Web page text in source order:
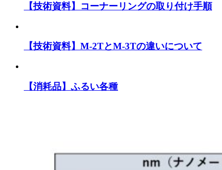
【技術資料】コーナーリングの取り付け手順
【技術資料】M-2TとM-3Tの違いについて
【消耗品】ふるい各種